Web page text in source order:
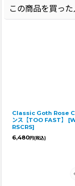
この商品を買っ
Classic Goth Rose
ンス【TOO FAST】
[
RSCRS]
6,480円 (税込)